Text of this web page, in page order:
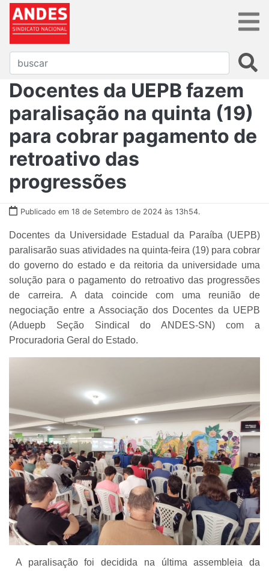
Docentes da UEPB fazem
paralisação na quinta (19)
para cobrar pagamento de
retroativo das
progressões
Publicado em 18 de Setembro de 2024 às 13h54.
Docentes da Universidade Estadual da Paraíba (UEPB)
paralisarão suas atividades na quinta-feira (19) para cobrar
do governo do estado e da reitoria da universidade uma
solução para o pagamento do retroativo das progressões
de carreira. A data coincide com uma reunião de
negociação entre a Associação dos Docentes da UEPB
(Aduepb Seção Sindical do ANDES-SN) com a
Procuradoria Geral do Estado.
A paralisação foi decidida na última assembleia da